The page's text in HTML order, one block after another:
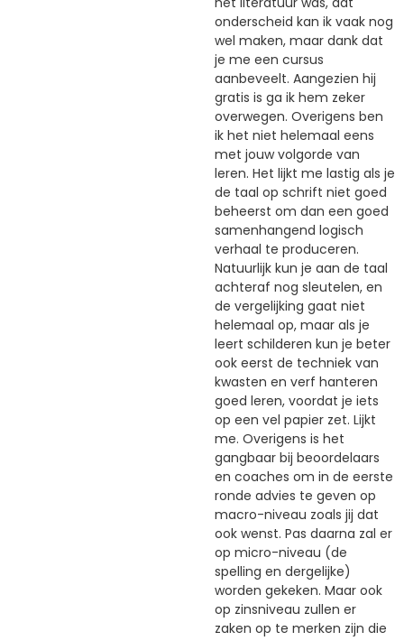
onderscheid kan ik vaak nog
wel maken, maar dank dat
je me een cursus
aanbeveelt. Aangezien hij
gratis is ga ik hem zeker
overwegen. Overigens ben
ik het niet helemaal eens
met jouw volgorde van
leren. Het lijkt me lastig als je
de taal op schrift niet goed
beheerst om dan een goed
samenhangend logisch
verhaal te produceren.
Natuurlijk kun je aan de taal
achteraf nog sleutelen, en
de vergelijking gaat niet
helemaal op, maar als je
leert schilderen kun je beter
ook eerst de techniek van
kwasten en verf hanteren
goed leren, voordat je iets
op een vel papier zet. Lijkt
me. Overigens is het
gangbaar bij beoordelaars
en coaches om in de eerste
ronde advies te geven op
macro-niveau zoals jij dat
ook wenst. Pas daarna zal er
op micro-niveau (de
spelling en dergelijke)
worden gekeken. Maar ook
op zinsniveau zullen er
zaken op te merken zijn die